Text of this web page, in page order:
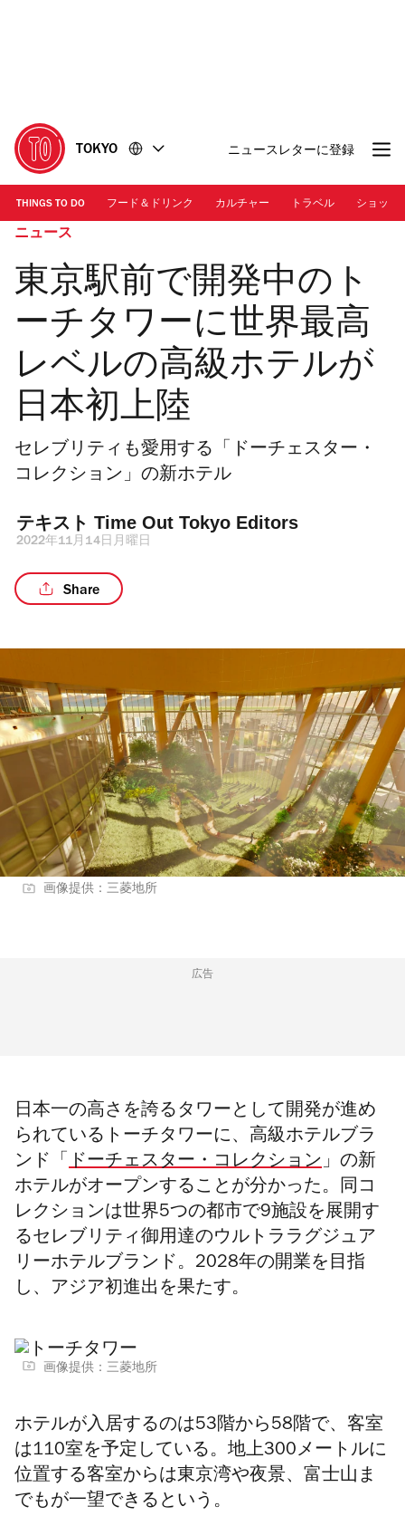
に
移
動
移
動
TOKYO ニュースレターに登録
THINGS TO DO フード＆ドリンク カルチャー トラベル ショッピ
ニュース
東京駅前で開発中のト
ーチタワーに世界最高
レベルの高級ホテルが
日本初上陸
セレブリティも愛用する「ドーチェスター・
コレクション」の新ホテル
テキスト Time Out Tokyo Editors
2022年11月14日月曜日
Share
画像提供：三菱地所
広告
日本一の高さを誇るタワーとして開発が進め
られているトーチタワーに、高級ホテルブラ
ンド「 ドーチェスター・コレクション」の新
ホテルがオープンすることが分かった。同コ
レクションは世界5つの都市で9施設を展開す
るセレブリティ御用達のウルトララグジュア
リーホテルブランド。2028年の開業を目指
し、アジア初進出を果たす。
画像提供：三菱地所
ホテルが入居するのは53階から58階で、客室
は110室を予定している。地上300メートルに
位置する客室からは東京湾や夜景、富士山ま
でもが一望できるという。